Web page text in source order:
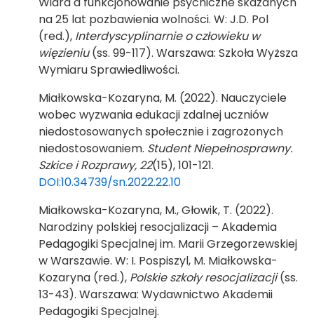
na 25 lat pozbawienia wolności. W: J.D. Pol
(red.), Interdyscyplinarnie o człowieku w
więzieniu(ss. 99-117). Warszawa: Szkoła Wyższa
Wymiaru Sprawiedliwości.
Miałkowska-Kozaryna, M. (2022). Nauczyciele
wobec wyzwania edukacji zdalnej uczniów
niedostosowanych społecznie i zagrożonych
niedostosowaniem. Student Niepełnosprawny.
Szkice i Rozprawy, 22(15), 101-121.
DOI:10.34739/sn.2022.22.10
Miałkowska-Kozaryna, M., Głowik, T. (2022).
Narodziny polskiej resocjalizacji – Akademia
Pedagogiki Specjalnej im. Marii Grzegorzewskiej
w Warszawie. W: I. Pospiszyl, M. Miałkowska-
Kozaryna (red.), Polskie szkoły resocjalizacji(ss.
13-43). Warszawa: Wydawnictwo Akademii
Pedagogiki Specjalnej.